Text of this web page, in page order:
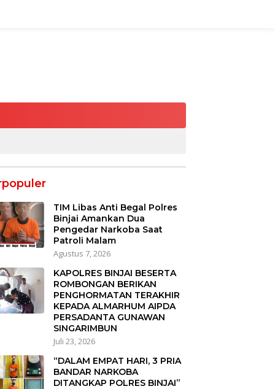
TIM Libas Anti Begal Polres
Binjai Amankan Dua
Pengedar Narkoba Saat
Patroli Malam
Agustus 7, 2026
KAPOLRES BINJAI BESERTA
ROMBONGAN BERIKAN
PENGHORMATAN TERAKHIR
KEPADA ALMARHUM AIPDA
PERSADANTA GUNAWAN
SINGARIMBUN
Juli 23, 2026
“DALAM EMPAT HARI, 3 PRIA
BANDAR NARKOBA
DITANGKAP POLRES BINJAI”